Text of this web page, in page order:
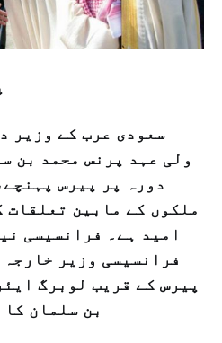
سعودی عرب کے وزیر
دورہ پر پیرس
ملکوں کے مابین
امید ہے۔ فرانسیسی
فرانسیسی وزیر
پیرس کے قریب لوبرگ
بن سلمان